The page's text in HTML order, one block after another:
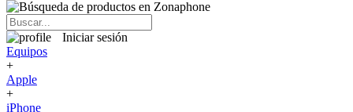
Iniciar sesión
Equipos
+
Apple
+
iPhone